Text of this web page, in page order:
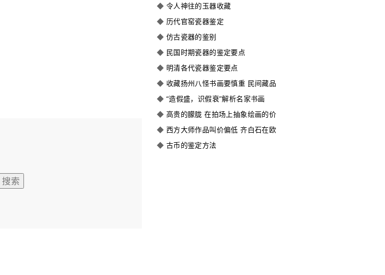
◆ 令人神往的玉器收藏
◆ 历代官窑瓷器鉴定
◆ 仿古瓷器的鉴别
◆ 民国时期瓷器的鉴定要点
◆ 明清各代瓷器鉴定要点
◆ 收藏扬州八怪书画要慎重 民间藏品
◆ “造假盛，识假衰”解析名家书画
◆ 高贵的朦胧 在拍场上抽象绘画的价
◆ 西方大师作品叫价偏低 齐白石在欧
◆ 古币的鉴定方法